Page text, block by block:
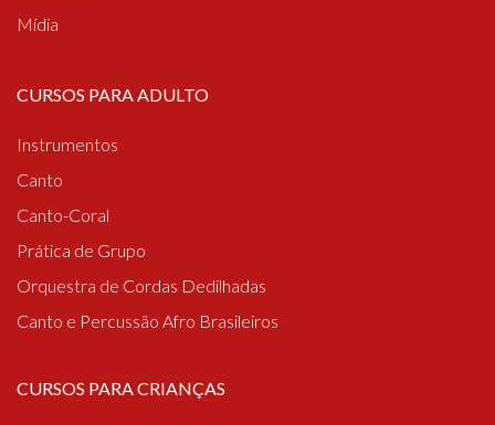
Mídia
CURSOS PARA ADULTO
Instrumentos
Canto
Canto-Coral
Prática de Grupo
Orquestra de Cordas Dedilhadas
Canto e Percussão Afro Brasileiros
CURSOS PARA CRIANÇAS